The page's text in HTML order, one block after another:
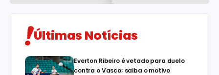
Últimas Notícias
Everton Ribeiro é vetado para duelo
contra o Vasco; saiba o motivo